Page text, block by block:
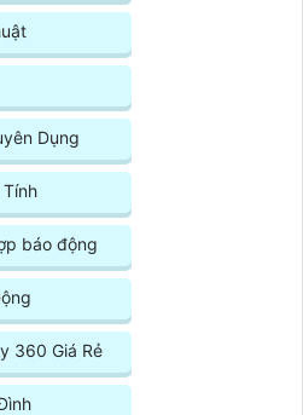
Dụng
báo động
360 Giá Rẻ